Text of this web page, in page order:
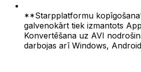
**Starpplatformu
galvenokārt tiek izmantots
Konvertēšana uz AVI
darbojas arī Windows,